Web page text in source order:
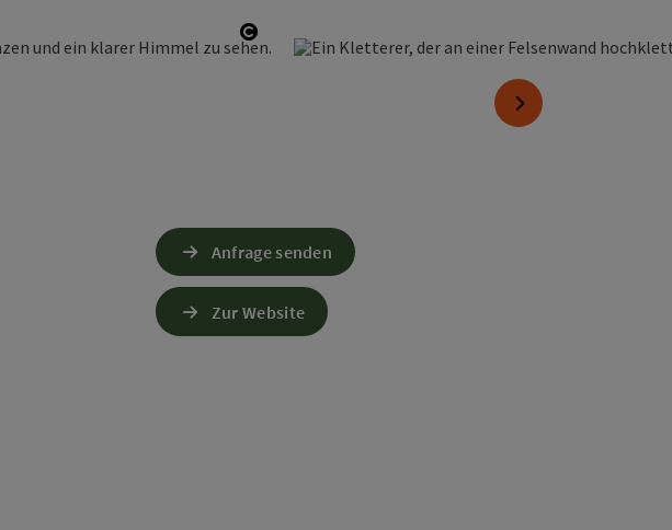
Copyright öffnen
nächstes Element
Anfrage senden
Zur Website